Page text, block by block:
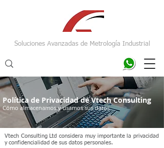
Soluciones Avanzadas de Metrología Industrial
Política de Privacidad de Vtech Consulting
Cómo almacenamos y usamos sus datos
Vtech Consulting Ltd considera muy importante la privacidad
y confidencialidad de sus datos personales.